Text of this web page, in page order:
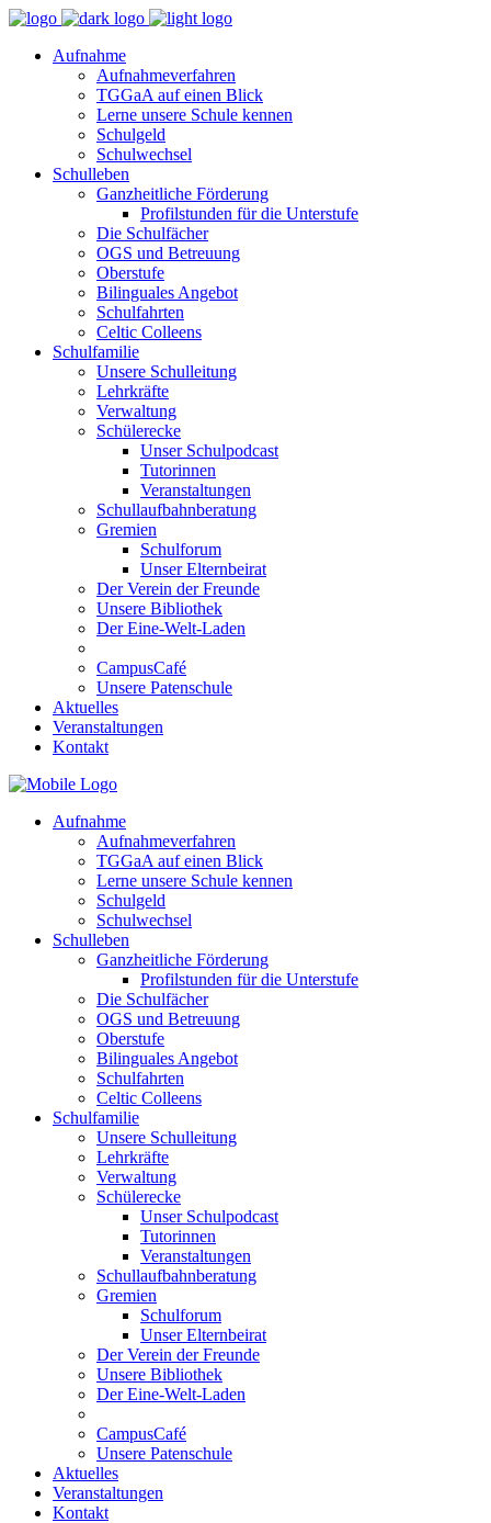
Aufnahme
Aufnahmeverfahren
TGGaA auf einen Blick
Lerne unsere Schule kennen
Schulgeld
Schulwechsel
Schulleben
Ganzheitliche Förderung
Profilstunden für die Unterstufe
Die Schulfächer
OGS und Betreuung
Oberstufe
Bilinguales Angebot
Schulfahrten
Celtic Colleens
Schulfamilie
Unsere Schulleitung
Lehrkräfte
Verwaltung
Schülerecke
Unser Schulpodcast
Tutorinnen
Veranstaltungen
Schullaufbahnberatung
Gremien
Schulforum
Unser Elternbeirat
Der Verein der Freunde
Unsere Bibliothek
Der Eine-Welt-Laden
CampusCafé
Unsere Patenschule
Aktuelles
Veranstaltungen
Kontakt
Aufnahme
Aufnahmeverfahren
TGGaA auf einen Blick
Lerne unsere Schule kennen
Schulgeld
Schulwechsel
Schulleben
Ganzheitliche Förderung
Profilstunden für die Unterstufe
Die Schulfächer
OGS und Betreuung
Oberstufe
Bilinguales Angebot
Schulfahrten
Celtic Colleens
Schulfamilie
Unsere Schulleitung
Lehrkräfte
Verwaltung
Schülerecke
Unser Schulpodcast
Tutorinnen
Veranstaltungen
Schullaufbahnberatung
Gremien
Schulforum
Unser Elternbeirat
Der Verein der Freunde
Unsere Bibliothek
Der Eine-Welt-Laden
CampusCafé
Unsere Patenschule
Aktuelles
Veranstaltungen
Kontakt